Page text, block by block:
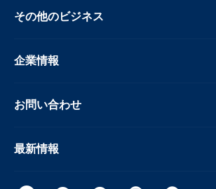
その他のビジネス
企業情報
お問い合わせ
最新情報